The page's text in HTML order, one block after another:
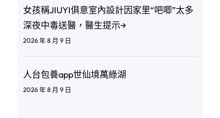
女孩稱JIUYI俱意室內設計因家里“吧唧”太多
深夜中毒送醫，醫生提示→
2026 年 8 月 9 日
人台包養app世仙境萬綠湖
2026 年 8 月 9 日